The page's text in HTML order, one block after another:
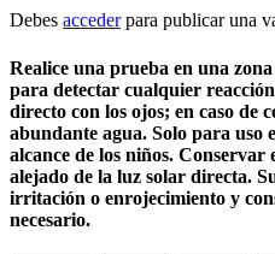
Debes accederpara publicar una
Realice una prueba en una
para detectar cualquier
directo con los ojos; en caso de
abundante agua. Solo para uso
alcance de los niños. Conservar
alejado de la luz solar directa.
irritación o enrojecimiento y
necesario.